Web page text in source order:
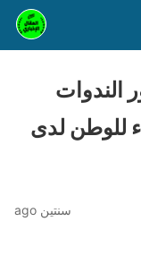
الندوات
للوطن لدى
سنتين ago